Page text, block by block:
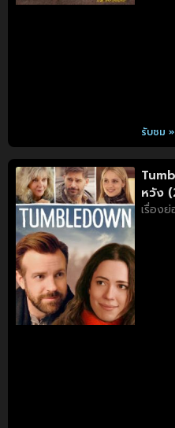
รับชม »
หวัง
เรื่อง